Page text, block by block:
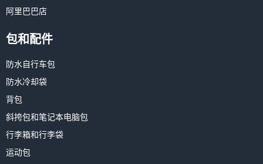
阿里巴巴店
包和配件
防水自行车包
防水冷却袋
背包
斜挎包和笔记本电脑包
行李箱和行李袋
运动包